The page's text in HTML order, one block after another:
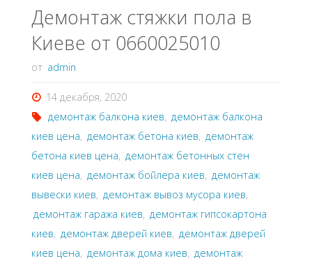
Демонтаж стяжки пола в
Киеве от 0660025010
от admin
14 декабря, 2020
демонтаж балкона киев, демонтаж балкона
киев цена, демонтаж бетона киев, демонтаж
бетона киев цена, демонтаж бетонных стен
киев цена, демонтаж бойлера киев, демонтаж
вывески киев, демонтаж вывоз мусора киев,
демонтаж гаража киев, демонтаж гипсокартона
киев, демонтаж дверей киев, демонтаж дверей
киев цена, демонтаж дома киев, демонтаж